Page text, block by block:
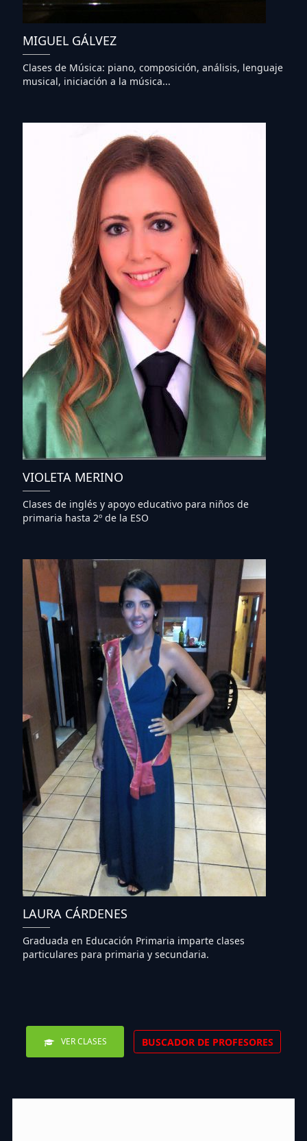
MIGUEL GÁLVEZ
Clases de Música: piano, composición, análisis, lenguaje
musical, iniciación a la música...
VIOLETA MERINO
Clases de inglés y apoyo educativo para niños de
primaria hasta 2º de la ESO
LAURA CÁRDENES
Graduada en Educación Primaria imparte clases
particulares para primaria y secundaria.
VER CLASES BUSCADOR DE PROFESORES